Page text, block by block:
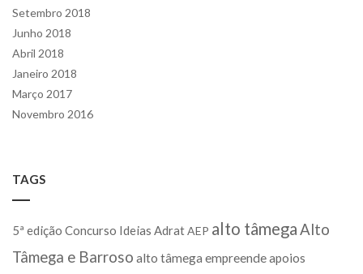
Setembro 2018
Junho 2018
Abril 2018
Janeiro 2018
Março 2017
Novembro 2016
TAGS
5ª edição Concurso Ideias AdratAEP alto tâmegaAlto
Tâmega e Barroso alto tâmega empreendeapoios